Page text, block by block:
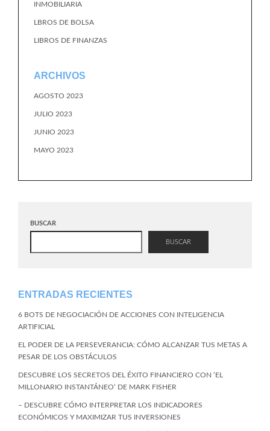
INMOBILIARIA
LBROS DE BOLSA
LIBROS DE FINANZAS
ARCHIVOS
AGOSTO 2023
JULIO 2023
JUNIO 2023
MAYO 2023
BUSCAR
BUSCAR
ENTRADAS RECIENTES
6 BOTS DE NEGOCIACIÓN DE ACCIONES CON INTELIGENCIA
ARTIFICIAL
EL PODER DE LA PERSEVERANCIA: CÓMO ALCANZAR TUS METAS A
PESAR DE LOS OBSTÁCULOS
DESCUBRE LOS SECRETOS DEL ÉXITO FINANCIERO CON ‘EL
MILLONARIO INSTANTÁNEO’ DE MARK FISHER
– DESCUBRE CÓMO INTERPRETAR LOS INDICADORES
ECONÓMICOS Y MAXIMIZAR TUS INVERSIONES